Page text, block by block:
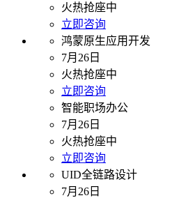
火热抢座中
立即咨询
鸿蒙原生应用开发
7月26日
火热抢座中
立即咨询
智能职场办公
7月26日
火热抢座中
立即咨询
UID全链路设计
7月26日